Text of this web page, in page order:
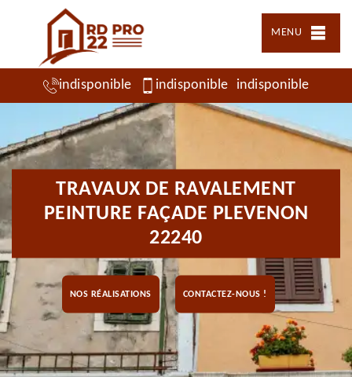
MENU
indisponible indisponible indisponible
TRAVAUX DE RAVALEMENT
PEINTURE FAÇADE PLEVENON
22240
NOS RÉALISATIONS CONTACTEZ-NOUS !